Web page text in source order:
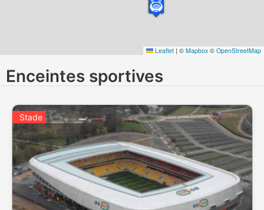
Leaflet | © Mapbox © OpenStreetMap
Enceintes sportives
Stade